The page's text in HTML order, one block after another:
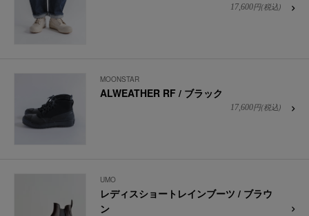
17,600円(税込)
MOONSTAR
ALWEATHER RF / ブラック
17,600円(税込)
UMO
レディスショートレインブーツ / ブラウ
ン